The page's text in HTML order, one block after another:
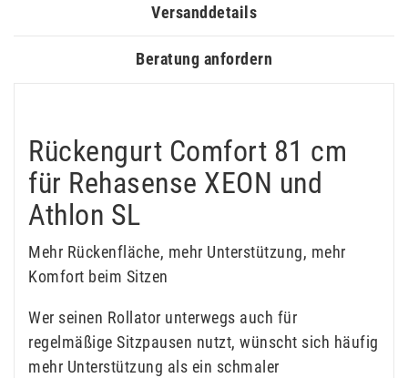
Versanddetails
Beratung anfordern
Rückengurt Comfort 81 cm
für Rehasense XEON und
Athlon SL
Mehr Rückenfläche, mehr Unterstützung, mehr
Komfort beim Sitzen
Wer seinen Rollator unterwegs auch für
regelmäßige Sitzpausen nutzt, wünscht sich häufig
mehr Unterstützung als ein schmaler